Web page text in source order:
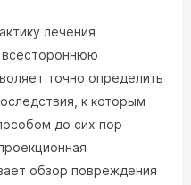
лечения
точно определить
к которым
до сих пор
обзор повреждения